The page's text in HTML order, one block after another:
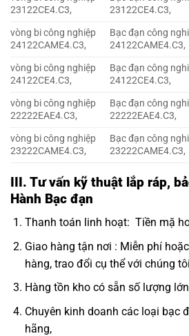
23122CE4.C3,
23122CE4.C3,
vòng bi công nghiệp
24122CAME4.C3,
Bạc đạn công
24122CAME4.C3,
vòng bi công nghiệp
24122CE4.C3,
Bạc đạn công
24122CE4.C3,
vòng bi công nghiệp
22222EAE4.C3,
Bạc đạn công
22222EAE4.C3,
vòng bi công nghiệp
23222CAME4.C3,
Bạc đạn công
23222CAME4.C3,
III. Tư vấn kỹ thuật lắp ráp,
Hành Bạc đạn
Thanh toán linh hoạt: Tiền mặ
Giao hàng tận nơi : Miễn phí
hàng, trao đổi cụ thể với chúng tôi
Hàng tồn kho có sẵn số lượng lớn
Chuyên kinh doanh các loại bạc
hãng,